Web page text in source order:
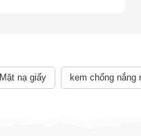
Mặt nạ giấy kem chống nắng